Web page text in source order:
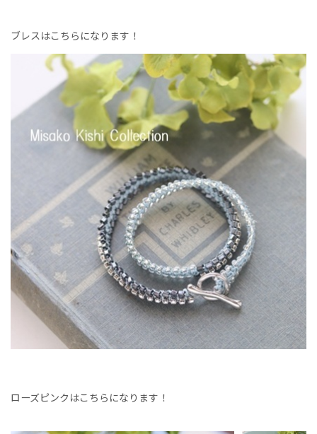
ブレスはこちらになります！
ローズピンクはこちらになります！